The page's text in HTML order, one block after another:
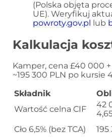
(Polska objęta
UE). Weryfikuj
powroty.gov.pl lub
Kalkulacja
Kamper, cena £40 000
~195 300 PLN po kursie
Składnik
Wartość celna CIF
42
Cło 6,5% (bez TCA)
195